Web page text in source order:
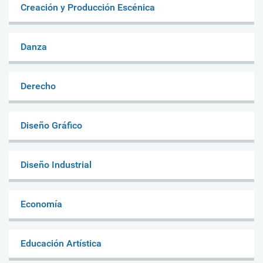
Creación y Producción Escénica
Danza
Derecho
Diseño Gráfico
Diseño Industrial
Economía
Educación Artística